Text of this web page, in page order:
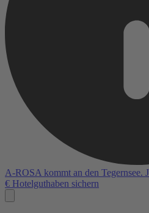
A-ROSA kommt an den Tegernsee.
€ Hotelguthaben sichern